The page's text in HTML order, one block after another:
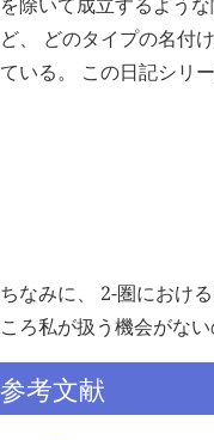
ど、 どのタイプの名付
ている。 この日記シリ
ちなみに、 2-圏におけ
ころ私が扱う機会がな
参考文献